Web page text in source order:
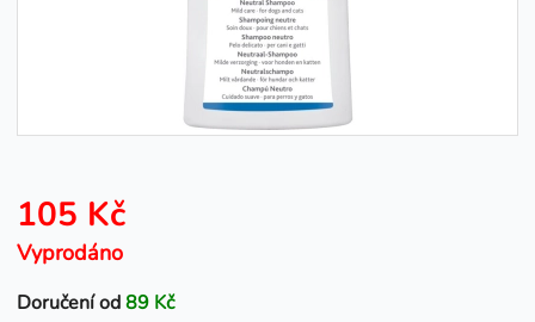
105 Kč
Vyprodáno
Doručení od89 Kč